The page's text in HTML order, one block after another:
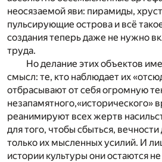
неосязаемой яви: пирамиды,
пульсирующие острова и всё
создания теперь даже не нужно
труда.
Но делание этих объектов
смысл: те, кто наблюдает их
отбрасывают от себя огромную
незапамятного,«исторического»
реанимируют всех жертв
для того, чтобы сбыться,
только их мысленных усилий. И
истории культуры они остаются